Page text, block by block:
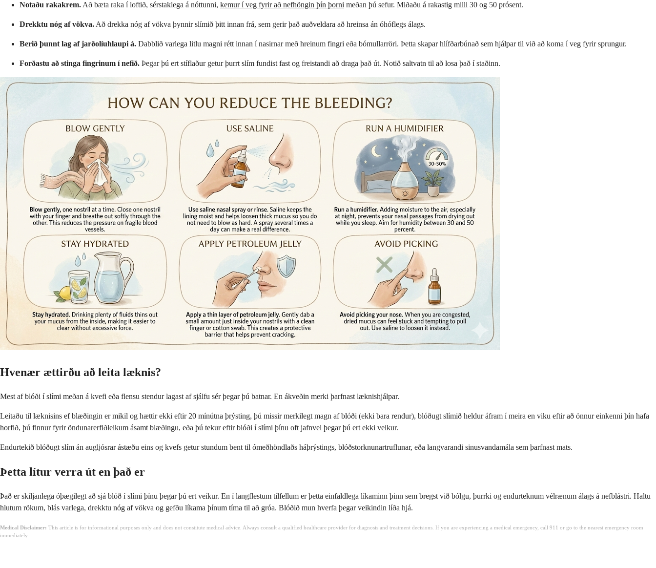
Notaðu rakakrem. Að bæta raka í loftið, sérstaklega á nóttunni, kemur í veg fyrir að nefhöngin þín þorni meðan þú sefur. Miðaðu á rakastig milli 30 og 50 prósent.
Drekktu nóg af vökva. Að drekka nóg af vökva þynnir slímið þitt innan frá, sem gerir það auðveldara að hreinsa án óhóflegs álags.
Berið þunnt lag af jarðolíuhlaupi á. Dabblið varlega litlu magni rétt innan í nasirnar með hreinum fingri eða bómullarröri. Þetta skapar hlífðarbúnað sem hjálpar til við að koma í veg fyrir sprungur.
Forðastu að stinga fingrinum í nefið. Þegar þú ert stíflaður getur þurrt slím fundist fast og freistandi að draga það út. Notið saltvatn til að losa það í staðinn.
Hvenær ættirðu að leita læknis?
Mest af blóði í slími meðan á kvefi eða flensu stendur lagast af sjálfu sér þegar þú batnar. En ákveðin merki þarfnast læknishjálpar.
Leitaðu til læknisins ef blæðingin er mikil og hættir ekki eftir 20 mínútna þrýsting, þú missir merkilegt magn af blóði (ekki bara rendur), blóðugt slímið heldur áfram í meira en viku eftir að önnur einkenni þín hafa
horfið, þú finnur fyrir öndunarerfiðleikum ásamt blæðingu, eða þú tekur eftir blóði í slími þínu oft jafnvel þegar þú ert ekki veikur.
Endurtekið blóðugt slím án augljósrar ástæðu eins og kvefs getur stundum bent til ómeðhöndlaðs háþrýstings, blóðstorknunartruflunar, eða langvarandi sinusvandamála sem þarfnast mats.
Þetta lítur verra út en það er
Það er skiljanlega óþægilegt að sjá blóð í slími þínu þegar þú ert veikur. En í langflestum tilfellum er þetta einfaldlega líkaminn þinn sem bregst við bólgu, þurrki og endurteknum vélrænum álags á nefblástri. Haltu
hlutum rökum, blás varlega, drekktu nóg af vökva og gefðu líkama þínum tíma til að gróa. Blóðið mun hverfa þegar veikindin líða hjá.
Medical Disclaimer: This article is for informational purposes only and does not constitute medical advice. Always consult a qualified healthcare provider for diagnosis and treatment decisions. If you are experiencing a medical emergency, call 911 or go to the nearest emergency room
immediately.